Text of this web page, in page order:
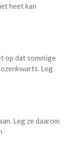
heet kan
op dat sommige
Leg
Leg ze daarom